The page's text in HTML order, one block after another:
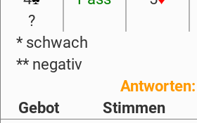
?
* schwach
** negativ
Antworten:
Gebot
Stimmen